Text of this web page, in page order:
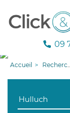
09
Accueil Recherche aide à domicile